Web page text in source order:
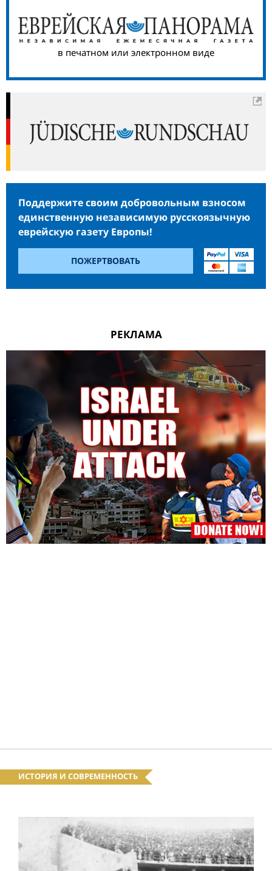
в печатном или электронном виде
Поддержите своим добровольным взносом
единственную независимую русскоязычную
еврейскую газету Европы!
ПОЖЕРТВОВАТЬ
РЕКЛАМА
ИСТОРИЯ И СОВРЕМЕННОСТЬ